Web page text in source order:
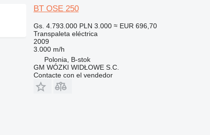
BT OSE 250
Gs. 4.793.000 PLN 3.000 ≈ EUR 696,70
Transpaleta eléctrica
2009
3.000 m/h
Polonia, B-stok
GM WÓZKI WIDŁOWE S.C.
Contacte con el vendedor